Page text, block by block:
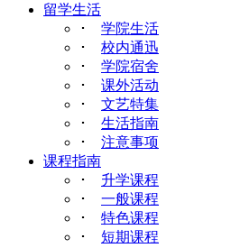
留学生活
･ 学院生活
･ 校内通迅
･ 学院宿舍
･ 课外活动
･ 文艺特集
･ 生活指南
･ 注意事项
课程指南
･ 升学课程
･ 一般课程
･ 特色课程
･ 短期课程